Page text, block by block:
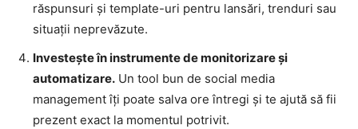
răspunsuri și template-uri pentru lansări, trenduri sau
situații neprevăzute.
Investește în instrumente de monitorizare și
automatizare. Un tool bun de social media
management îți poate salva ore întregi și te ajută să fii
prezent exact la momentul potrivit.